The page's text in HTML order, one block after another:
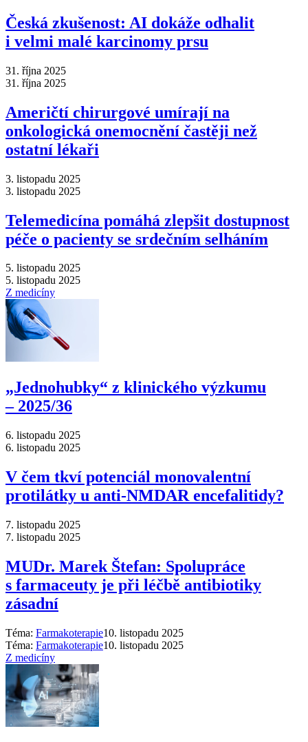
Česká zkušenost: AI dokáže odhalit
i velmi malé karcinomy prsu
31. října 2025
31. října 2025
Američtí chirurgové umírají na
onkologická onemocnění častěji než
ostatní lékaři
3. listopadu 2025
3. listopadu 2025
Telemedicína pomáhá zlepšit dostupnost
péče o pacienty se srdečním selháním
5. listopadu 2025
5. listopadu 2025
Z medicíny
„Jednohubky“ z klinického výzkumu
–⁠ 2025/36
6. listopadu 2025
6. listopadu 2025
V čem tkví potenciál monovalentní
protilátky u anti-NMDAR encefalitidy?
7. listopadu 2025
7. listopadu 2025
MUDr. Marek Štefan: Spolupráce
s farmaceuty je při léčbě antibiotiky
zásadní
Téma: Farmakoterapie10. listopadu 2025
Téma: Farmakoterapie10. listopadu 2025
Z medicíny